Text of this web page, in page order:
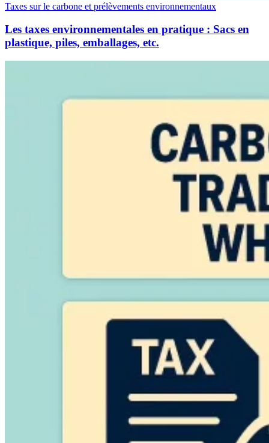
Taxes sur le carbone et prélèvements environnementaux
Les taxes environnementales en pratique : Sacs en
plastique, piles, emballages, etc.